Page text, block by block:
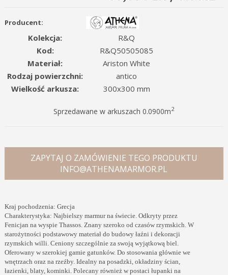
Producent:
Kolekcja:
R&Q
Kod:
R&Q50505085
Materiał:
Ariston White
Rodzaj powierzchni:
antico
Wielkość arkusza:
300x300 mm
Sprzedawane w arkuszach 0.0900m2
ZAPYTAJ O ZAMÓWIENIE TEGO PRODUKTU
INFO@ATHENAMARMOR.PL
Kraj pochodzenia: Grecja
Charakterystyka: Najbielszy marmur na świecie. Odkryty przez
Fenicjan na wyspie Thassos. Znany szeroko od czasów rzymskich. W
starożytności podstawowy materiał do budowy łaźni i dekoracji
rzymskich willi. Ceniony szczególnie za swoją wyjątkową biel.
Oferowany w szerokiej gamie gatunków. Do stosowania głównie we
wnętrzach oraz na rzeźby. Idealny na posadzki, okładziny ścian,
łazienki, blaty, kominki. Polecany również w postaci łupanki na